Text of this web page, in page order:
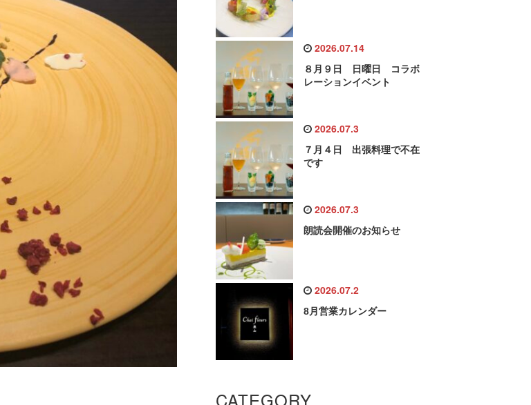
2026.07.14
８月９日 日曜日 コラボ
レーションイベント
2026.07.3
７月４日 出張料理で不在
です
2026.07.3
朗読会開催のお知らせ
2026.07.2
8月営業カレンダー
CATEGORY